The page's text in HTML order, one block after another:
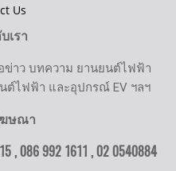
Us
เรา
อข่าว บทความ ยานยนต์ไฟฟ้า
ต์ไฟฟ้า และอุปกรณ์ EV ฯลฯ
ษณา
, 086 992 1611 ,02 0540884